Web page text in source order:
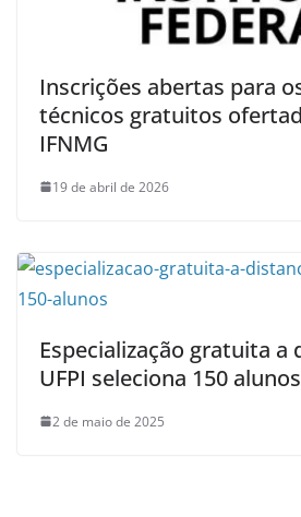
Inscrições abertas para
técnicos gratuitos
IFNMG
19 de abril de 2026
Especialização gratuita a
UFPI seleciona 150 alunos
2 de maio de 2025